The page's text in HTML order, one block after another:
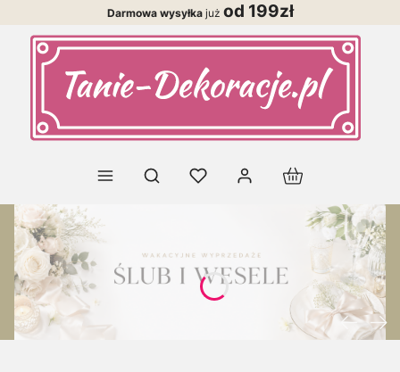
Darmowa wysyłkajuż od 199zł
Otwórz wyszukiwarkę Produkty w